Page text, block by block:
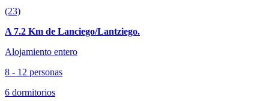
(23)
A 7.2 Km de Lanciego/Lantziego.
Alojamiento entero
8 - 12 personas
6 dormitorios